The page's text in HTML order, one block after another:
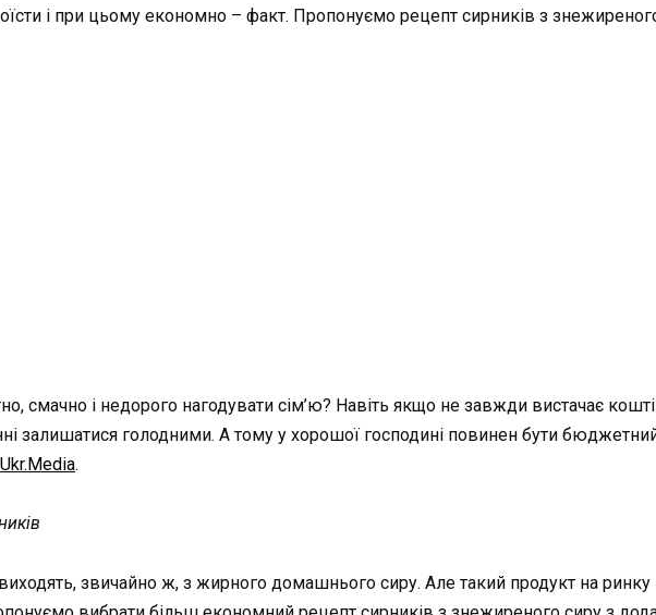
і при цьому економно – факт. Пропонуємо рецепт сирників з
смачно і недорого нагодувати сім’ю? Навіть якщо не завжди вистачає
залишатися голодними. А тому у хорошої господині повинен бути
Ukr.Media.
виходять, звичайно ж, з жирного домашнього сиру. Але такий продукт на